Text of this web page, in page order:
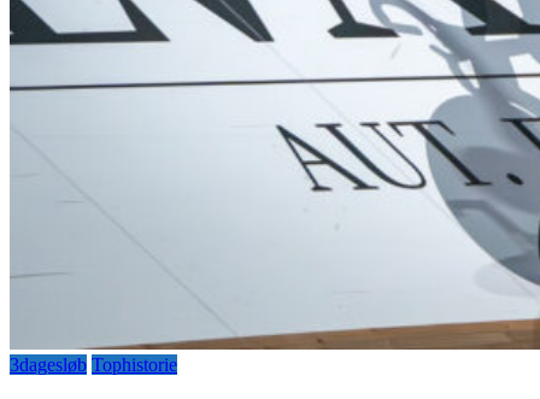
3dagesløb Tophistorie